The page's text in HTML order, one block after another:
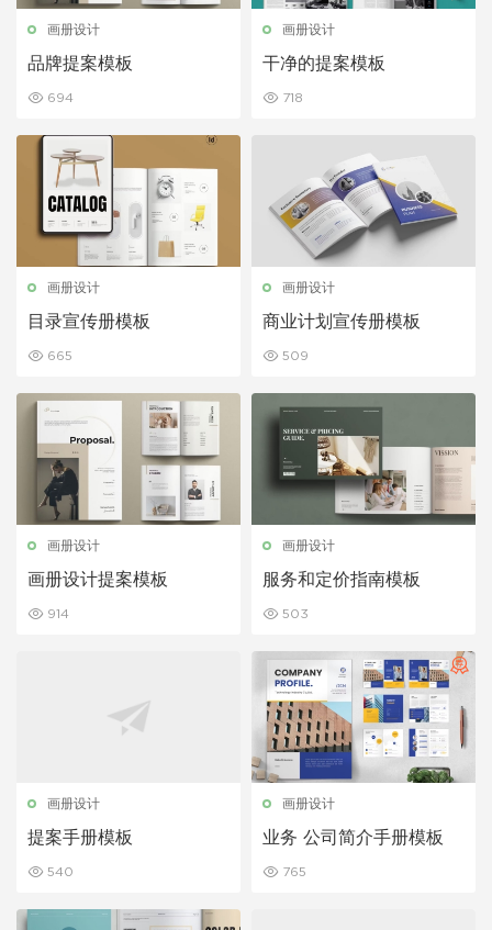
画册设计
品牌提案模板
694
画册设计
干净的提案模板
718
画册设计
目录宣传册模板
665
画册设计
商业计划宣传册模板
509
画册设计
画册设计提案模板
914
画册设计
服务和定价指南模板
503
画册设计
提案手册模板
540
画册设计
业务 公司简介手册模板
765